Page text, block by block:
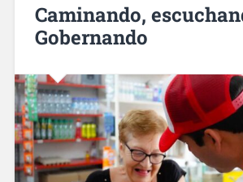
Caminando,
Gobernando